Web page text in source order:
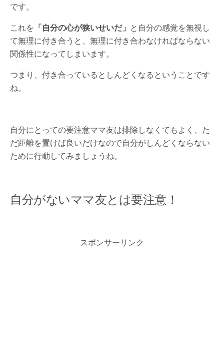
です。
これを 「自分の心が狭いせいだ」 と自分の感覚を無視し
て無理に付き合うと、無理に付き合わなければならない
関係性になってしまいます。
つまり、付き合っているとしんどくなるということです
ね。
自分にとっての要注意ママ友は排除しなくてもよく、た
だ距離を置けば良いだけなので自分がしんどくならない
ために行動してみましょうね。
自分がないママ友とは要注意！
スポンサーリンク